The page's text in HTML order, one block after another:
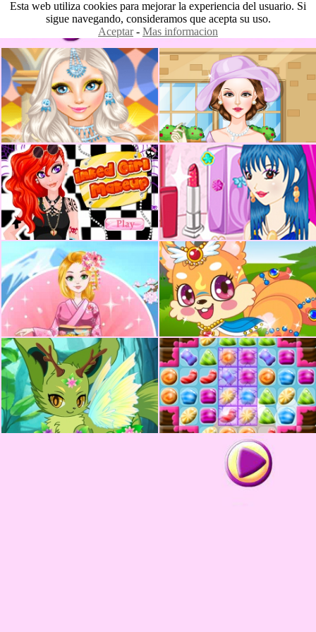
Esta web utiliza cookies para mejorar la experiencia del usuario. Si
sigue navegando, consideramos que acepta su uso.
Aceptar- Mas informacion